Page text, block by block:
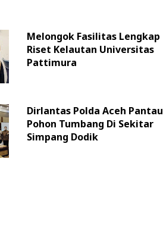
Melongok Fasilitas Lengkap
Riset Kelautan Universitas
Pattimura
Dirlantas Polda Aceh Pantau
Pohon Tumbang Di Sekitar
Simpang Dodik